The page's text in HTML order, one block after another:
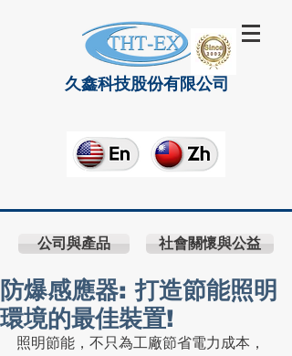
久鑫科技股份有限公司
公司與產品 社會關懷與公益
防爆感應器: 打造節能照明
環境的最佳裝置!
照明節能，不只為工廠節省電力成本，